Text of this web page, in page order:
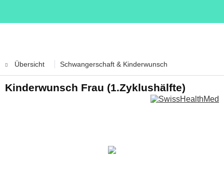
Übersicht Schwangerschaft & Kinderwunsch
Kinderwunsch Frau (1.Zyklushälfte)